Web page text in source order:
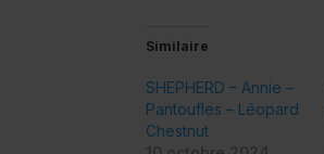
Similaire
SHEPHERD – Annie –
Pantoufles – Léopard
Chestnut